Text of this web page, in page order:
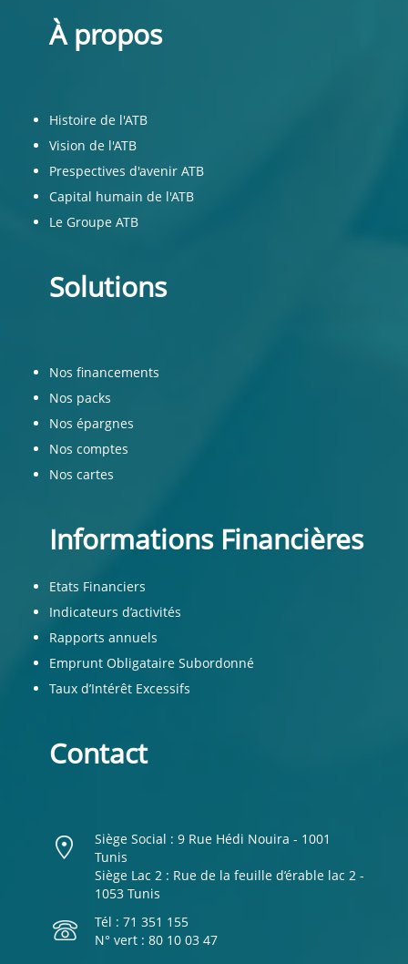
À propos
Histoire de l'ATB
Vision de l'ATB
Prespectives d'avenir ATB
Capital humain de l'ATB
Le Groupe ATB
Solutions
Nos financements
Nos packs
Nos épargnes
Nos comptes
Nos cartes
Informations Financières
Etats Financiers
Indicateurs d’activités
Rapports annuels
Emprunt Obligataire Subordonné
Taux d’Intérêt Excessifs
Contact
Siège Social : 9 Rue Hédi Nouira - 1001
Tunis
Siège Lac 2 : Rue de la feuille d’érable lac 2 -
1053 Tunis
Tél : 71 351 155
N° vert : 80 10 03 47